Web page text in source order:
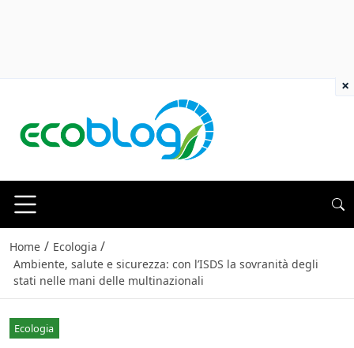
Home / Ecologia /
Ambiente, salute e sicurezza: con l’ISDS la sovranità degli
stati nelle mani delle multinazionali
Ecologia
×